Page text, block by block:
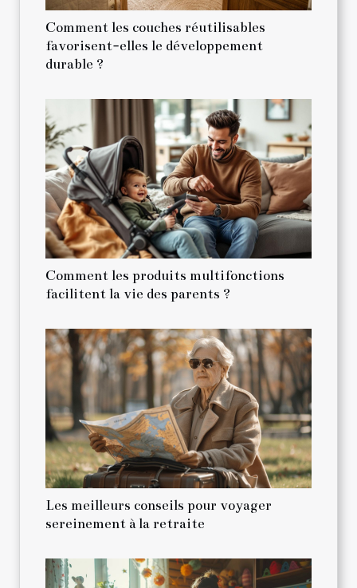
Comment les couches réutilisables
favorisent-elles le développement
durable ?
Comment les produits multifonctions
facilitent la vie des parents ?
Les meilleurs conseils pour voyager
sereinement à la retraite